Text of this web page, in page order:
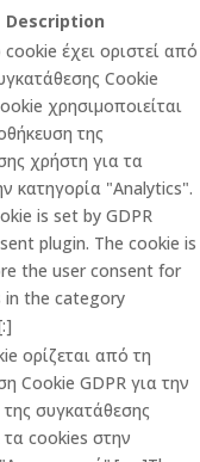
Description
έχει οριστεί από
Cookie
χρησιμοποιείται
της
χρήστη για τα
κατηγορία "Analytics".
is set by GDPR
plugin. The cookie is
the user consent for
in the category
ορίζεται από τη
Cookie GDPR για την
συγκατάθεσης
τα cookies στην